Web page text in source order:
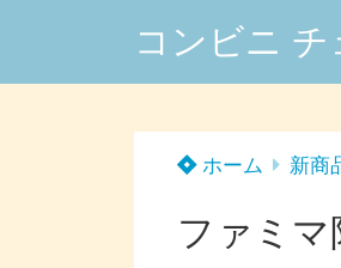
コンビニ チ
ホーム 新商
ファミマ